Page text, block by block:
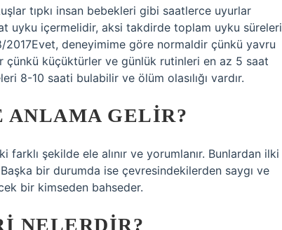
tıpkı insan bebekleri gibi saatlerce uyurlar
uyku içermelidir, aksi takdirde toplam uyku süreleri
2017Evet, deneyimime göre normaldir çünkü yavru
çünkü küçüktürler ve günlük rutinleri en az 5 saat
8-10 saati bulabilir ve ölüm olasılığı vardır.
ANLAMA GELIR?
şekilde ele alınır ve yorumlanır. Bunlardan ilki
bir durumda ise çevresindekilerden saygı ve
bir kimseden bahseder.
NELERDIR?